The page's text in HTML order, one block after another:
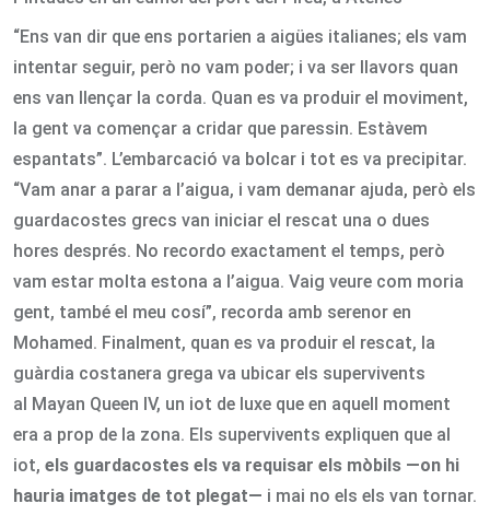
“Ens van dir que ens portarien a aigües italianes; els vam
intentar seguir, però no vam poder; i va ser llavors quan
ens van llençar la corda. Quan es va produir el moviment,
la gent va començar a cridar que paressin. Estàvem
espantats”. L’embarcació va bolcar i tot es va precipitar.
“Vam anar a parar a l’aigua, i vam demanar ajuda, però els
guardacostes grecs van iniciar el rescat una o dues
hores després. No recordo exactament el temps, però
vam estar molta estona a l’aigua. Vaig veure com moria
gent, també el meu cosí”, recorda amb serenor en
Mohamed. Finalment, quan es va produir el rescat, la
guàrdia costanera grega va ubicar els supervivents
al Mayan Queen IV, un iot de luxe que en aquell moment
era a prop de la zona. Els supervivents expliquen que al
iot, els guardacostes els va requisar els mòbils —on hi
hauria imatges de tot plegat— i mai no els els van tornar.